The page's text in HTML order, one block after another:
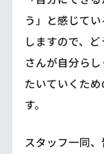
う」と感じて
しますので、
さんが自分ら
たいていくた
す。
スタッフ一同